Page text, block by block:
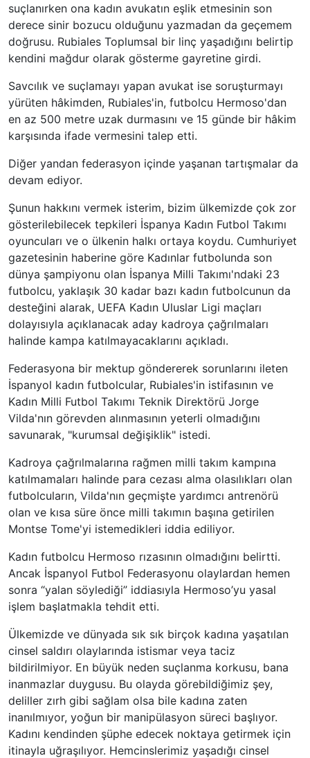
suçlanırken ona kadın avukatın eşlik etmesinin son
derece sinir bozucu olduğunu yazmadan da geçemem
doğrusu. Rubiales Toplumsal bir linç yaşadığını belirtip
kendini mağdur olarak gösterme gayretine girdi.
Savcılık ve suçlamayı yapan avukat ise soruşturmayı
yürüten hâkimden, Rubiales'in, futbolcu Hermoso'dan
en az 500 metre uzak durmasını ve 15 günde bir hâkim
karşısında ifade vermesini talep etti.
Diğer yandan federasyon içinde yaşanan tartışmalar da
devam ediyor.
Şunun hakkını vermek isterim, bizim ülkemizde çok zor
gösterilebilecek tepkileri İspanya Kadın Futbol Takımı
oyuncuları ve o ülkenin halkı ortaya koydu. Cumhuriyet
gazetesinin haberine göre Kadınlar futbolunda son
dünya şampiyonu olan İspanya Milli Takımı'ndaki 23
futbolcu, yaklaşık 30 kadar bazı kadın futbolcunun da
desteğini alarak, UEFA Kadın Uluslar Ligi maçları
dolayısıyla açıklanacak aday kadroya çağrılmaları
halinde kampa katılmayacaklarını açıkladı.
Federasyona bir mektup göndererek sorunlarını ileten
İspanyol kadın futbolcular, Rubiales'in istifasının ve
Kadın Milli Futbol Takımı Teknik Direktörü Jorge
Vilda'nın görevden alınmasının yeterli olmadığını
savunarak, "kurumsal değişiklik" istedi.
Kadroya çağrılmalarına rağmen milli takım kampına
katılmamaları halinde para cezası alma olasılıkları olan
futbolcuların, Vilda'nın geçmişte yardımcı antrenörü
olan ve kısa süre önce milli takımın başına getirilen
Montse Tome'yi istemedikleri iddia ediliyor.
Kadın futbolcu Hermoso rızasının olmadığını belirtti.
Ancak İspanyol Futbol Federasyonu olaylardan hemen
sonra “yalan söylediği” iddiasıyla Hermoso’yu yasal
işlem başlatmakla tehdit etti.
Ülkemizde ve dünyada sık sık birçok kadına yaşatılan
cinsel saldırı olaylarında istismar veya taciz
bildirilmiyor. En büyük neden suçlanma korkusu, bana
inanmazlar duygusu. Bu olayda görebildiğimiz şey,
deliller zırh gibi sağlam olsa bile kadına zaten
inanılmıyor, yoğun bir manipülasyon süreci başlıyor.
Kadını kendinden şüphe edecek noktaya getirmek için
itinayla uğraşılıyor. Hemcinslerimiz yaşadığı cinsel